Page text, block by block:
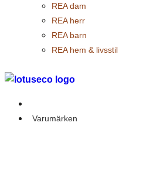
REA dam
REA herr
REA barn
REA hem & livsstil
Varumärken